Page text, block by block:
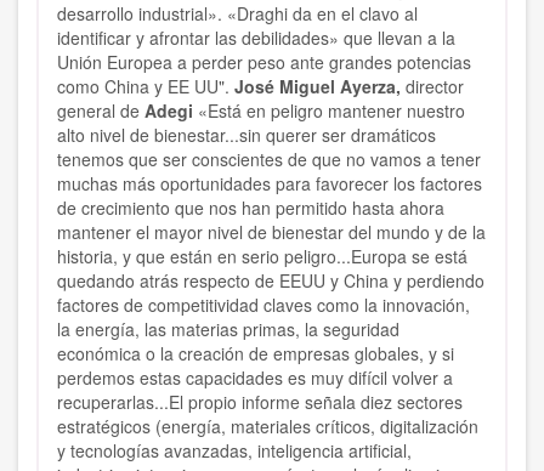
desarrollo industrial». «Draghi da en el clavo al
identificar y afrontar las debilidades» que llevan a la
Unión Europea a perder peso ante grandes potencias
como China y EE UU". José Miguel Ayerza, director
general de Adegi «Está en peligro mantener nuestro
alto nivel de bienestar...sin querer ser dramáticos
tenemos que ser conscientes de que no vamos a tener
muchas más oportunidades para favorecer los factores
de crecimiento que nos han permitido hasta ahora
mantener el mayor nivel de bienestar del mundo y de la
historia, y que están en serio peligro...Europa se está
quedando atrás respecto de EEUU y China y perdiendo
factores de competitividad claves como la innovación,
la energía, las materias primas, la seguridad
económica o la creación de empresas globales, y si
perdemos estas capacidades es muy difícil volver a
recuperarlas...El propio informe señala diez sectores
estratégicos (energía, materiales críticos, digitalización
y tecnologías avanzadas, inteligencia artificial,